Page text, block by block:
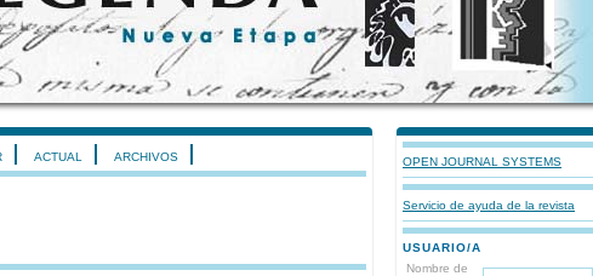
OPEN JOURNAL SYSTEMS
Servicio de ayuda de la revista
USUARIO/A
Nombre de
ACTUAL ARCHIVOS